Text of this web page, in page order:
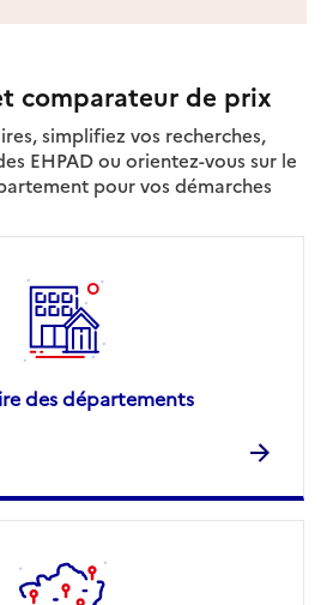
comparateur de prix
simplifiez vos recherches,
EHPAD ou orientez-vous sur le
pour vos démarches
des départements